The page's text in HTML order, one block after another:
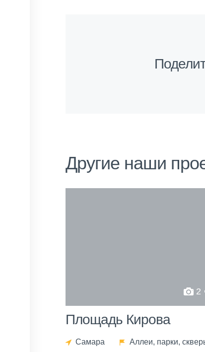
Другие наши
2
Площадь Кирова
Самара Аллеи, парки,